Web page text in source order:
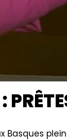
Basques